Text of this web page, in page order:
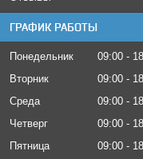
ГРАФИК РАБОТЫ
Понедельник 09:00
Вторник
09:00
Среда
09:00
Четверг
09:00
Пятница
09:00